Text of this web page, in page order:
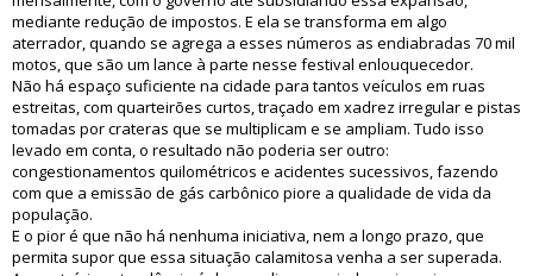
mediante redução de impostos. E ela se transforma em algo
aterrador, quando se agrega a esses números as endiabradas 70 mil
motos, que são um lance à parte nesse festival enlouquecedor.
Não há espaço suficiente na cidade para tantos veículos em ruas
estreitas, com quarteirões curtos, traçado em xadrez irregular e pistas
tomadas por crateras que se multiplicam e se ampliam. Tudo isso
levado em conta, o resultado não poderia ser outro:
congestionamentos quilométricos e acidentes sucessivos, fazendo
com que a emissão de gás carbônico piore a qualidade de vida da
população.
E o pior é que não há nenhuma iniciativa, nem a longo prazo, que
permita supor que essa situação calamitosa venha a ser superada.